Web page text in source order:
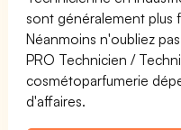
sont généralement plus
Néanmoins n'oubliez
PRO Technicien /
cosmétoparfumerie
d'affaires.